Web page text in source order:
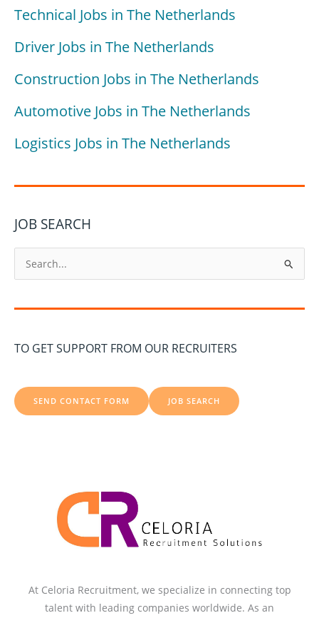
Technical Jobs in The Netherlands
Driver Jobs in The Netherlands
Construction Jobs in The Netherlands
Automotive Jobs in The Netherlands
Logistics Jobs in The Netherlands
JOB SEARCH
e
h
o
r
TO GET SUPPORT FROM OUR RECRUITERS
SEND CONTACT FORM JOB SEARCH
At Celoria Recruitment, we specialize in connecting top
talent with leading companies worldwide. As an